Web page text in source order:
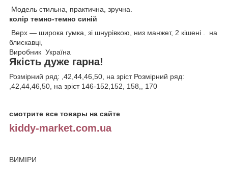
Модель стильна, практична, зручна.
колір темно-темно синій
Верх — широка гумка, зі шнурівкою, низ манжет, 2 кішені . на
блискавці,
Виробник Україна
Якість дуже гарна!
Розмірний ряд: ,42,44,46,50, на зріст Розмірний ряд:
,42,44,46,50, на зріст 146-152,152, 158,, 170
смотрите все товары на сайте
kiddy-market.com.ua
ВИМІРИ